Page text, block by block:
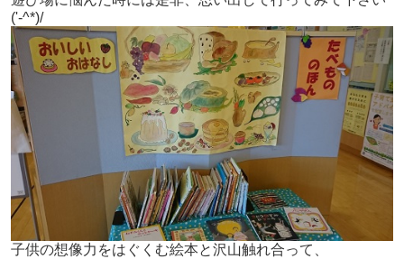
('-^*)/
子供の想像力をはぐくむ絵本と沢山触れ合って、